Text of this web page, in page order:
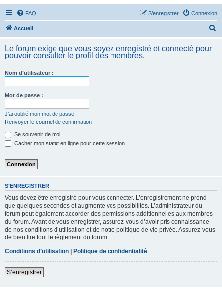
FAQ Connexion
S’enregistrer
Accueil
h
Le forum exige que vous soyez enregistré et connecté pour
pouvoir consulter le profil des membres.
Nom d’utilisateur :
Mot de passe :
J’ai oublié mon mot de passe
Renvoyer le courriel de confirmation
Se souvenir de moi
Cacher mon statut en ligne pour cette session
S’ENREGISTRER
Vous devez être enregistré pour vous connecter. L’enregistrement ne prend
que quelques secondes et augmente vos possibilités. L’administrateur du
forum peut également accorder des permissions additionnelles aux membres
du forum. Avant de vous enregistrer, assurez-vous d’avoir pris connaissance
de nos conditions d’utilisation et de notre politique de vie privée. Assurez-vous
de bien lire tout le règlement du forum.
Conditions d’utilisation | Politique de confidentialité
S’enregistrer